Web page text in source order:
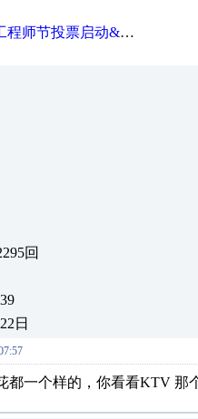
节投票启动&周周有礼！
回
日
一个样的，你看看KTV 那